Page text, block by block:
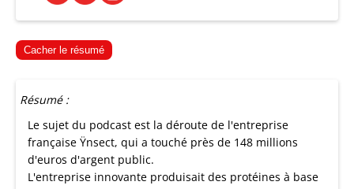
Cacher le résumé
Résumé :
Le sujet du podcast est la déroute de l'entreprise
française Ÿnsect, qui a touché près de 148 millions
d'euros d'argent public.
L'entreprise innovante produisait des protéines à base